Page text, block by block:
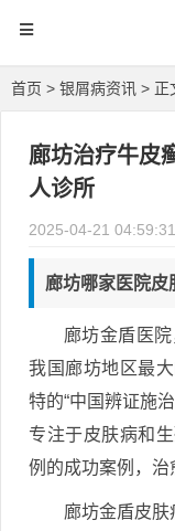
首页 > 银屑病资讯 > 正
廊坊治疗牛皮
人诊所
2025-04-21 04:59:31
廊坊哪家医院皮
廊坊金盾医
我国廊坊地区最
特的“中国辨证施
专注于皮肤病和
例的成功案例，治
廊坊金盾皮